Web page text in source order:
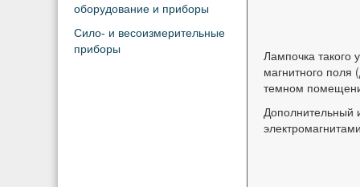
оборудование и приборы
Сило- и весоизмерительные
приборы
Лампочка такого
магнитного поля
темном
Дополнительный